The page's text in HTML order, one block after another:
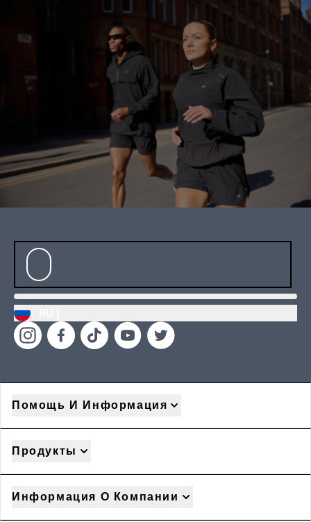
Помощь И Информация
Продукты
Информация О Компании